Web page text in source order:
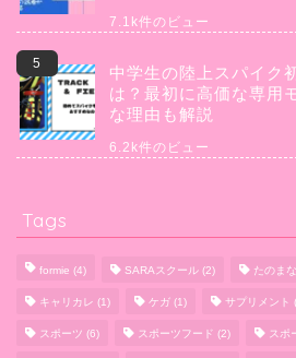
7.1k件のビュー
中学生の陸上スパイク
は？最初に高価な専用
な理由も解説
6.2k件のビュー
Tags
formie (4) SARAスクール (2) たのまな
キャリカレ (1) ケガ (1) サプリメント
スポーツ (6) スポーツフード (2) スポ